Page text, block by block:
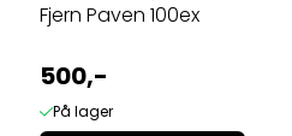
Fjern Paven 100ex
500,-
På lager